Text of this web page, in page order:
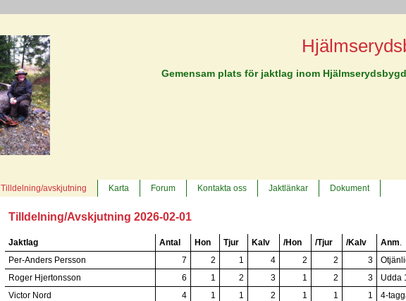
Gemensam plats för jaktlag inom
Tilldelning/avskjutning Karta Forum Kontakta oss Jaktlänkar Dokument
Tilldelning/Avskjutning 2026-02-01
Jaktlag Antal Hon Tjur Kalv /Hon /Tjur /Kalv Anm.
Per-Anders Persson
7 2 1 4 2 2 3
Roger Hjertonsson
6 1 2 3 1 2 3
Udda
Victor Nord
4 1 1 2 1 1 1
4-